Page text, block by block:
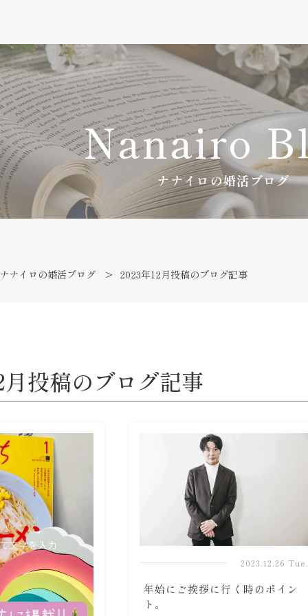
Nanairo
ナナイロの婚活ブログ
ナナイロの婚活ブログ 2023年12月投稿のブログ記事
投稿のブログ記事
2023.12.26 Tue.
年始にご挨拶に行く時のポイン
ト。